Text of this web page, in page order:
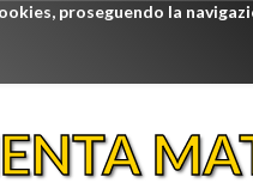
proseguendo la